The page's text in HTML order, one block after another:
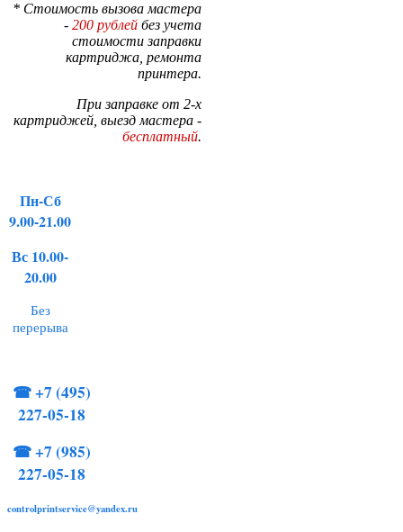
* Стоимость вызова мастера
- 200 рублей без учета
стоимости заправки
картриджа, ремонта
принтера.
При заправке от 2-х
картриджей, выезд мастера -
бесплатный.
Пн-Сб
9.00-21.00
Вс 10.00-
20.00
Без
перерыва
☎+7 (495)
227-05-18
☎+7 (985)
227-05-18
controlprintservice@yandex.ru